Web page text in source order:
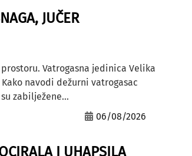
JUČER
Vatrogasna jedinica Velika
navodi dežurni vatrogasac
zabilježene...
06/08/2026
I UHAPSILA